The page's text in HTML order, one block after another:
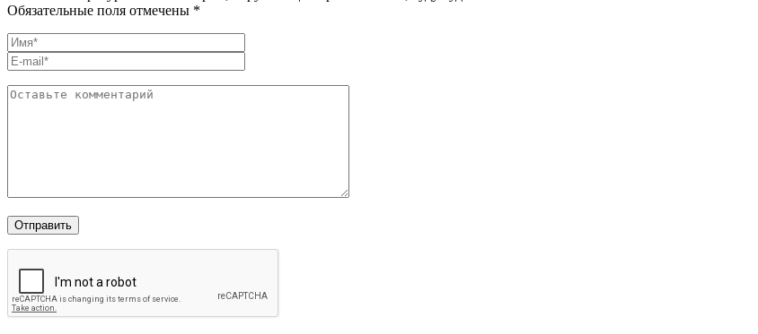
Обязательные поля отмечены *